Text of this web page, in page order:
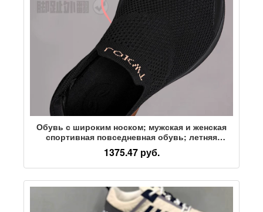
Обувь с широким носком; мужская и женская
спортивная повседневная обувь; летняя
дышащая обувь с нескользящими педалями
при вальгусной деформации большого пальца;
широкая обувь для пожилых людей
1375.47 руб.